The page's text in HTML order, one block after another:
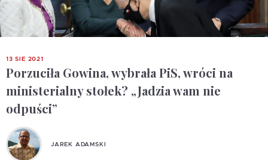
13 SIE 2021
Porzuciła Gowina, wybrała PiS, wróci na
ministerialny stołek? „Jadzia wam nie
odpuści”
JAREK ADAMSKI